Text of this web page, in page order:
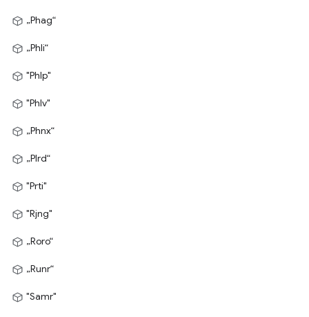
„Phag“
„Phli“
"Phlp"
"Phlv"
„Phnx“
„Plrd“
"Prti"
"Rjng"
„Roro“
„Runr“
"Samr"